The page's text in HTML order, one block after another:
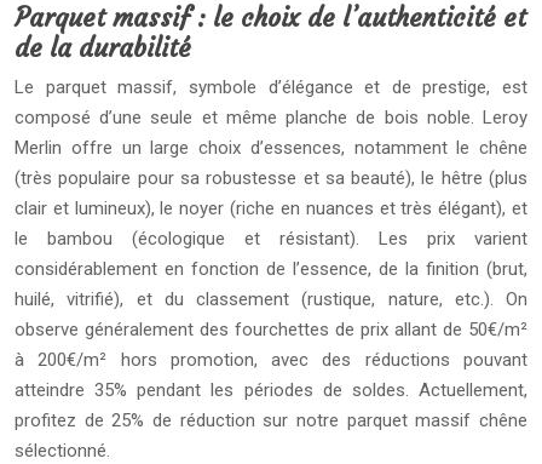
Parquet massif : le choix de l’authenticité et
de la durabilité
Le parquet massif, symbole d’élégance et de prestige, est
composé d’une seule et même planche de bois noble. Leroy
Merlin offre un large choix d’essences, notamment le chêne
(très populaire pour sa robustesse et sa beauté), le hêtre (plus
clair et lumineux), le noyer (riche en nuances et très élégant), et
le bambou (écologique et résistant). Les prix varient
considérablement en fonction de l’essence, de la finition (brut,
huilé, vitrifié), et du classement (rustique, nature, etc.). On
observe généralement des fourchettes de prix allant de 50€/m²
à 200€/m² hors promotion, avec des réductions pouvant
atteindre 35% pendant les périodes de soldes. Actuellement,
profitez de 25% de réduction sur notre parquet massif chêne
sélectionné.